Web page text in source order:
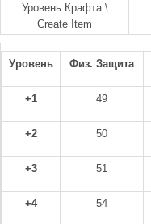
Уровень Крафта \
Create Item
Уровень Физ. Защита
+1 49
+2 50
+3 51
+4 54